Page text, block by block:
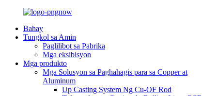
Bahay
Tungkol sa Amin
Paglilibot sa Pabrika
Mga eksibisyon
Mga produkto
Mga Solusyon sa Paghahagis para sa Copper at
Aluminum
Up Casting System Ng Cu-OF Rod